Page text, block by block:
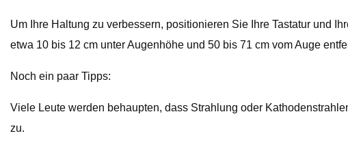
Um Ihre Haltung zu verbessern, positionieren Sie Ihre Tastatur und
etwa 10 bis 12 cm unter Augenhöhe und 50 bis 71 cm vom Auge
Noch ein paar Tipps:
Viele Leute werden behaupten, dass Strahlung oder
zu.